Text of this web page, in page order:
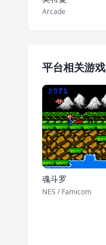
Arcade
平台相关游戏
魂斗罗
NES / Famicom